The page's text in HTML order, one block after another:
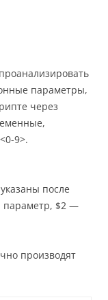
параметры,
через
9>.
после
параметр, $2 —
производят